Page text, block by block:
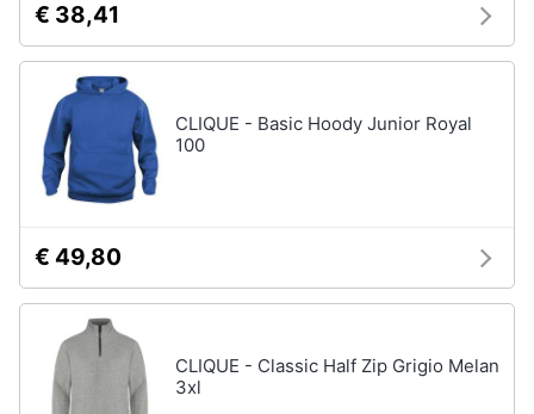
Libri,
cd
dvd
Festività
ricorrenze
Promozioni
Servizi
Occhiali
sole
Vedi
€ 38,41
CLIQUE - Basic Hoody Junior Royal
100
€ 49,80
CLIQUE - Classic Half Zip Grigio Melan
3xl